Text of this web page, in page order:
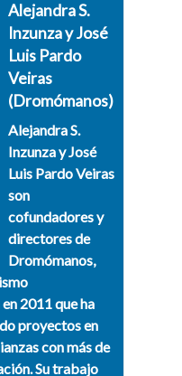
Alejandra S.
Inzunza y José
Luis Pardo
Veiras
(Dromómanos)
Alejandra S.
Inzunza y José
Luis Pardo Veiras
son
cofundadores y
directores de
Dromómanos,
2011 que ha
proyectos en
con más de
Su trabajo